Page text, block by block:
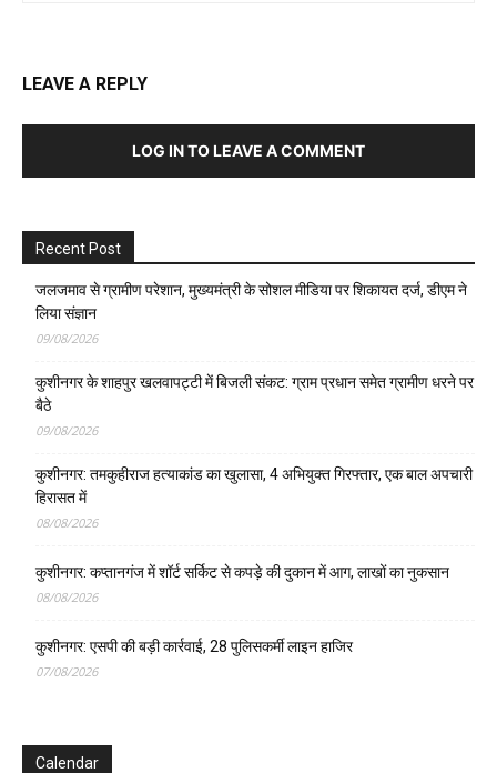
LEAVE A REPLY
LOG IN TO LEAVE A COMMENT
Recent Post
जलजमाव से ग्रामीण परेशान, मुख्यमंत्री के सोशल मीडिया पर शिकायत दर्ज, डीएम ने
लिया संज्ञान
09/08/2026
कुशीनगर के शाहपुर खलवापट्टी में बिजली संकट: ग्राम प्रधान समेत ग्रामीण धरने पर
बैठे
09/08/2026
कुशीनगर: तमकुहीराज हत्याकांड का खुलासा, 4 अभियुक्त गिरफ्तार, एक बाल अपचारी
हिरासत में
08/08/2026
कुशीनगर: कप्तानगंज में शॉर्ट सर्किट से कपड़े की दुकान में आग, लाखों का नुकसान
08/08/2026
कुशीनगर: एसपी की बड़ी कार्रवाई, 28 पुलिसकर्मी लाइन हाजिर
07/08/2026
Calendar